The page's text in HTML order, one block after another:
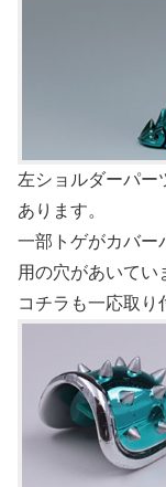
左ショルダーパー
あります。
一部トゲがカバー
用の穴があいてい
コチラも一応取り